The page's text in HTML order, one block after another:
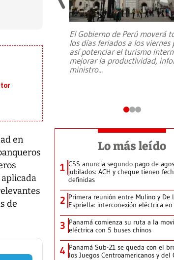
en
de
su
El Gobierno de Perú moverá
los días feriados a los viernes
así potenciar el turismo
mejorar la productividad,
ministro...
Lo más leído
1 CSS anuncia segundo pago de
jubilados: ACH y cheque tienen
definidas
2 Primera reunión entre Mulino y De
Espriella: interconexión eléctrica
3 Panamá comienza su ruta a la
eléctrica con 5 buses chinos
4 Panamá Sub-21 se queda con el
los Juegos Centroamericanos y del